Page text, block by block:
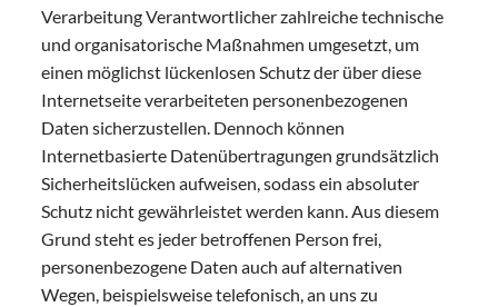
Verarbeitung Verantwortlicher zahlreiche technische
und organisatorische Maßnahmen umgesetzt, um
einen möglichst lückenlosen Schutz der über diese
Internetseite verarbeiteten personenbezogenen
Daten sicherzustellen. Dennoch können
Internetbasierte Datenübertragungen grundsätzlich
Sicherheitslücken aufweisen, sodass ein absoluter
Schutz nicht gewährleistet werden kann. Aus diesem
Grund steht es jeder betroffenen Person frei,
personenbezogene Daten auch auf alternativen
Wegen, beispielsweise telefonisch, an uns zu